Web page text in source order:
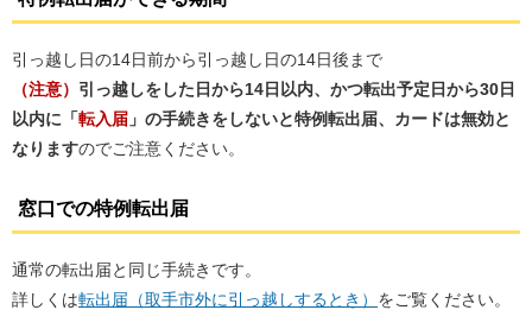
引っ越し日の14日前から引っ越し日の14日後まで
（注意） 引っ越しをした日から14日以内、かつ転出予定日から30日
以内に「転入届 」の手続きをしないと特例転出届、カードは無効と
なりますのでご注意ください。
窓口での特例転出届
通常の転出届と同じ手続きです。
詳しくは転出届（取手市外に引っ越しするとき） をご覧ください。